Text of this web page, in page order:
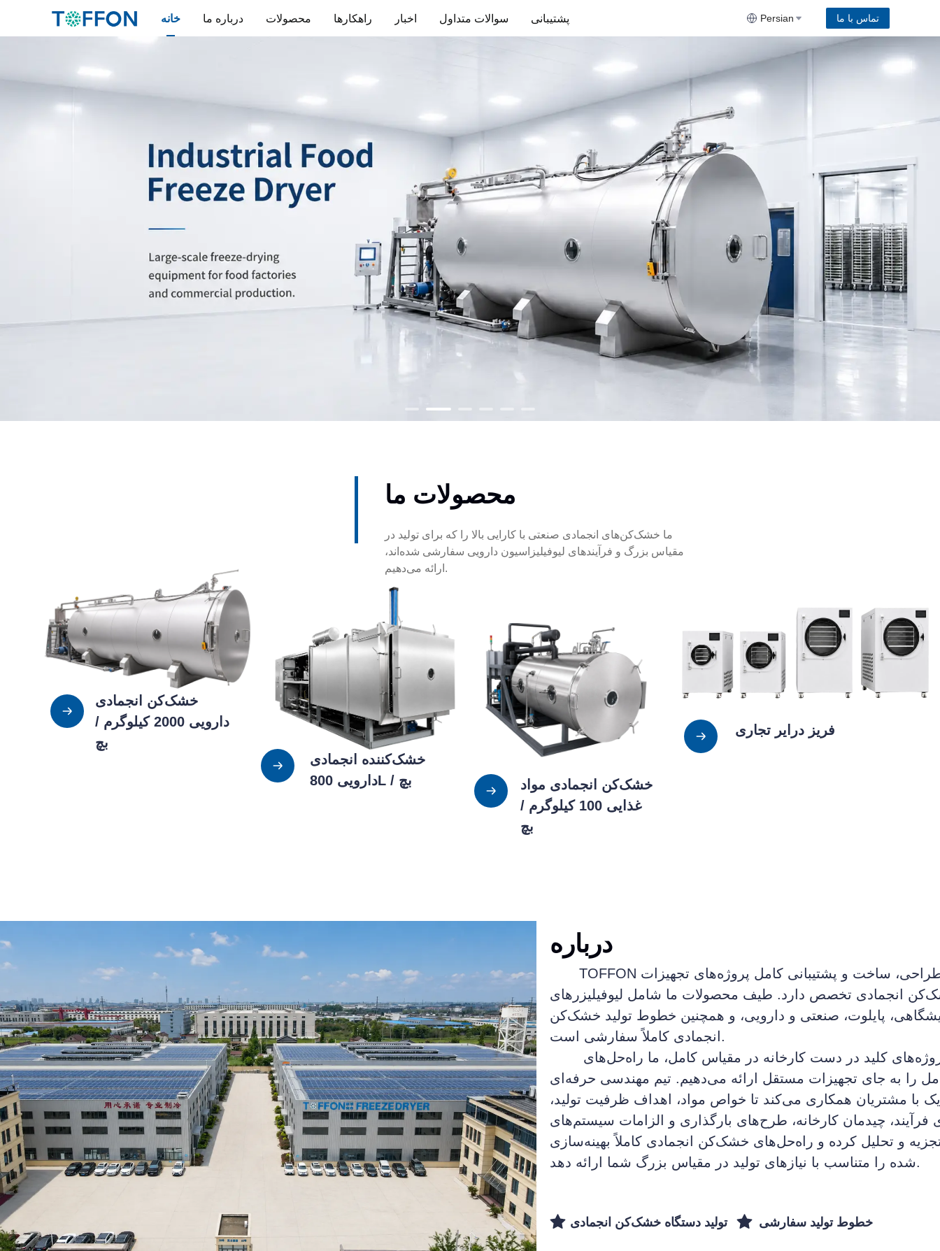
خانه درباره ما محصولات راهکارها اخبار سوالات متداول پشتیبانی Persian تماس با ما
محصولات ما
ما خشک‌کن‌های انجمادی صنعتی با کارایی بالا را که برای تولید در
مقیاس بزرگ و فرآیندهای لیوفیلیزاسیون دارویی سفارشی شده‌اند،
ارائه می‌دهیم.
خشک‌کننده انجمادی
دارویی 800L / بچ
خشک‌کن انجمادی مواد
غذایی 100 کیلوگرم /
بچ
فریز درایر تجاری
خشک‌کن انجمادی
دارویی 2000 کیلوگرم /
بچ
TOFFON در زمینه طراحی، ساخت و پشتیبانی کامل پروژه‌های تجهیزات
انجمادی تخصص دارد. طیف محصولات ما شامل لیوفیلیزرهای
پایلوت، صنعتی و دارویی، و همچنین خطوط تولید خشک‌کن
انجمادی کاملاً سفارشی است.
را به جای تجهیزات مستقل ارائه می‌دهیم. تیم مهندسی حرفه‌ای
با مشتریان همکاری می‌کند تا خواص مواد، اهداف ظرفیت تولید،
فرآیند، چیدمان کارخانه، طرح‌های بارگذاری و الزامات سیستم‌های
و تحلیل کرده و راه‌حل‌های خشک‌کن انجمادی کاملاً بهینه‌سازی
شده را متناسب با نیازهای تولید در مقیاس بزرگ شما ارائه دهد.
تولید دستگاه خشک‌کن انجمادی خطوط تولید سفارشی
درباره